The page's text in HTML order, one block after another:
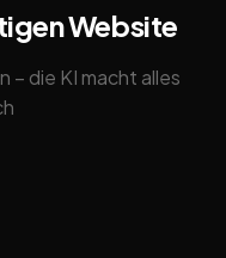
Website
– die KI macht alles